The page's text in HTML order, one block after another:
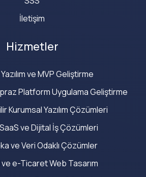
İletişim
Hizmetler
ve MVP Geliştirme
Platform Uygulama Geliştirme
Kurumsal Yazılım Çözümleri
ve Dijital İş Çözümleri
ve Veri Odaklı Çözümler
e-Ticaret Web Tasarım